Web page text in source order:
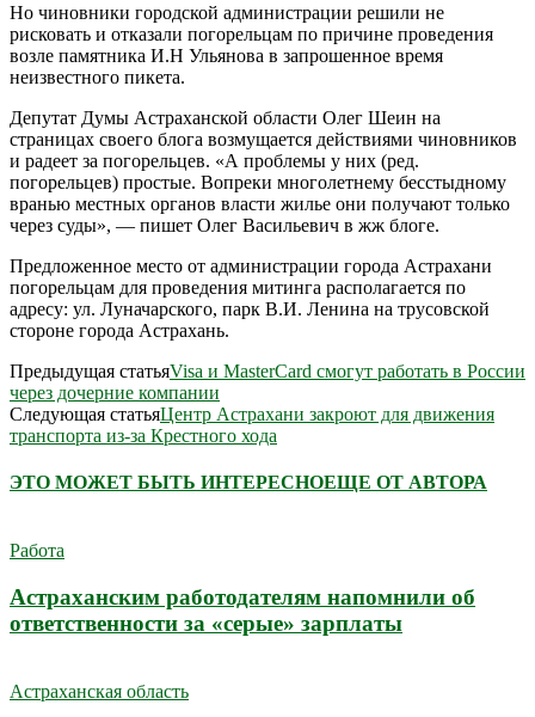
Но чиновники городской администрации решили не
рисковать и отказали погорельцам по причине проведения
возле памятника И.Н Ульянова в запрошенное время
неизвестного пикета.
Депутат Думы Астраханской области Олег Шеин на
страницах своего блога возмущается действиями чиновников
и радеет за погорельцев. «А проблемы у них (ред.
погорельцев) простые. Вопреки многолетнему бесстыдному
вранью местных органов власти жилье они получают только
через суды», — пишет Олег Васильевич в жж блоге.
Предложенное место от администрации города Астрахани
погорельцам для проведения митинга располагается по
адресу: ул. Луначарского, парк В.И. Ленина на трусовской
стороне города Астрахань.
Предыдущая статьяVisa и MasterCard смогут работать в России
через дочерние компании
Следующая статьяЦентр Астрахани закроют для движения
транспорта из-за Крестного хода
ЭТО МОЖЕТ БЫТЬ ИНТЕРЕСНОЕЩЕ ОТ АВТОРА
Работа
Астраханским работодателям напомнили об
ответственности за «серые» зарплаты
Астраханская область